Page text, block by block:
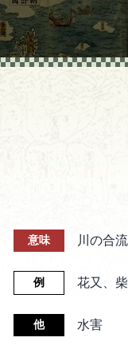
意味 川の合
例 花又、
他 水害